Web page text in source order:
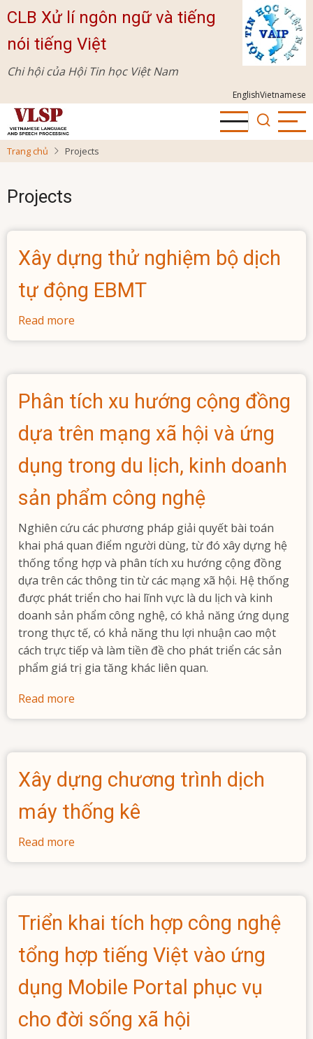
Nhảy
đến
nội
CLB Xử lí ngôn ngữ và tiếng
nói tiếng Việt
Chi hội của Hội Tin học Việt Nam
EnglishVietnamese
Trang chủ Projects
Projects
Xây dựng thử nghiệm bộ dịch
tự động EBMT
Read more
Xây
thử
nghiệm
bộ
dịch
tự
động
EBMT
Phân tích xu hướng cộng đồng
dựa trên mạng xã hội và ứng
dụng trong du lịch, kinh doanh
sản phẩm công nghệ
Nghiên cứu các phương pháp giải quyết bài toán
khai phá quan điểm người dùng, từ đó xây dựng hệ
thống tổng hợp và phân tích xu hướng cộng đồng
dựa trên các thông tin từ các mạng xã hội. Hệ thống
được phát triển cho hai lĩnh vực là du lịch và kinh
doanh sản phẩm công nghệ, có khả năng ứng dụng
trong thực tế, có khả năng thu lợi nhuận cao một
cách trực tiếp và làm tiền đề cho phát triển các sản
phẩm giá trị gia tăng khác liên quan.
Read more
Phân
xu
cộng
đồng
dựa
ứng
trong
du
lịch,
kinh
doanh
Xây dựng chương trình dịch
máy thống kê
Read more
Xây
chương
trình
dịch
máy
thống
kê
Triển khai tích hợp công nghệ
tổng hợp tiếng Việt vào ứng
dụng Mobile Portal phục vụ
cho đời sống xã hội